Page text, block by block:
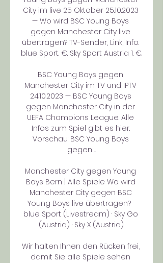
City im live 25 Oktober 25.10.2023
— Wo wird BSC Young Boys
gegen Manchester City live
übertragen? TV-Sender, Link, Info.
blue Sport. €. Sky Sport Austria 1. €.
BSC Young Boys gegen
Manchester City im TV und IPTV
24.10.2023 — BSC Young Boys
gegen Manchester City in der
UEFA Champions League. Alle
Infos zum Spiel gibt es hier.
Vorschau: BSC Young Boys
gegen ...
Manchester City gegen Young
Boys Bern | Alle Spiele Wo wird
Manchester City gegen BSC
Young Boys live übertragen? ·
blue Sport (Livestream) · Sky Go
(Austria) · Sky X (Austria).
Wir halten Ihnen den Rücken frei,
damit Sie alle Spiele sehen